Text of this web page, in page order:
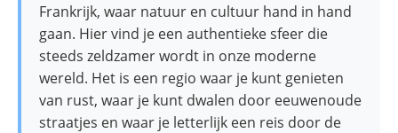
Frankrijk, waar natuur en cultuur hand in hand
gaan. Hier vind je een authentieke sfeer die
steeds zeldzamer wordt in onze moderne
wereld. Het is een regio waar je kunt genieten
van rust, waar je kunt dwalen door eeuwenoude
straatjes en waar je letterlijk een reis door de